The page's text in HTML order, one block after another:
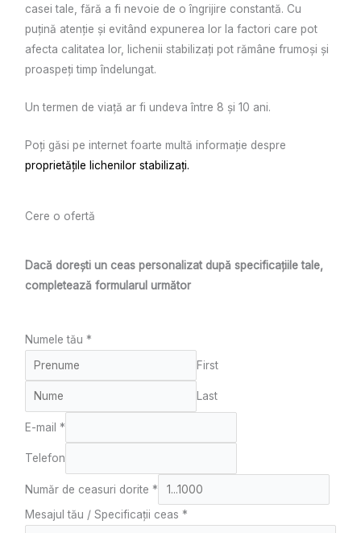
casei tale, fără a fi nevoie de o îngrijire constantă. Cu
puțină atenție și evitând expunerea lor la factori care pot
afecta calitatea lor, lichenii stabilizați pot rămâne frumoși și
proaspeți timp îndelungat.
Un termen de viață ar fi undeva între 8 și 10 ani.
Poți găsi pe internet foarte multă informație despre
proprietățile lichenilor stabilizați.
Cere o ofertă
Dacă dorești un ceas personalizat după specificațiile tale,
completează formularul următor
Numele tău*
First
Last
E-mail*
Telefon
Număr de ceasuri dorite*
Mesajul tău / Specificații ceas*